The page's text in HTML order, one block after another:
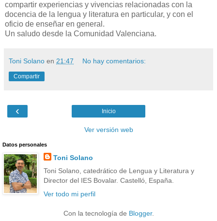
compartir experiencias y vivencias relacionadas con la
docencia de la lengua y literatura en particular, y con el
oficio de enseñar en general.
Un saludo desde la Comunidad Valenciana.
Toni Solano en 21:47 No hay comentarios:
Compartir
‹ Inicio
Ver versión web
Datos personales
Toni Solano
Toni Solano, catedrático de Lengua y Literatura y
Director del IES Bovalar. Castelló, España.
Ver todo mi perfil
Con la tecnología de Blogger.